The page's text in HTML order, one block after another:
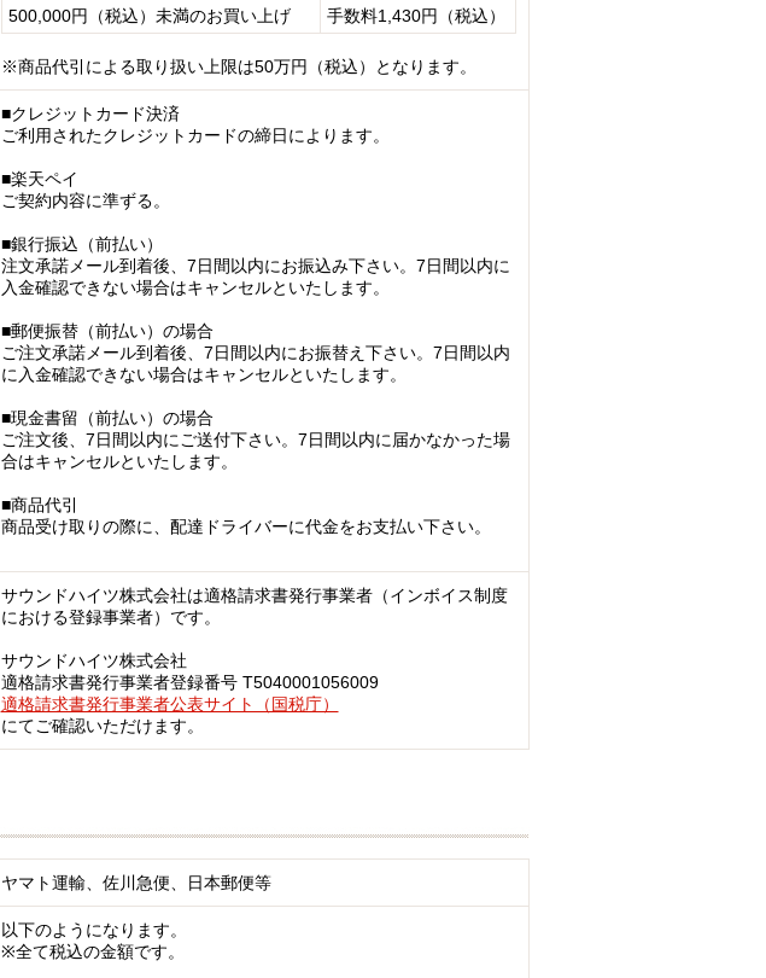
500,000円（税込）未満のお買い上げ
手数料1,430円（税込）
※商品代引による取り扱い上限は50万円（税込）となります。
■クレジットカード決済
ご利用されたクレジットカードの締日によります。
■楽天ペイ
ご契約内容に準ずる。
■銀行振込（前払い）
注文承諾メール到着後、7日間以内にお振込み下さい。7日間以内に
入金確認できない場合はキャンセルといたします。
■郵便振替（前払い）の場合
ご注文承諾メール到着後、7日間以内にお振替え下さい。7日間以内
に入金確認できない場合はキャンセルといたします。
■現金書留（前払い）の場合
ご注文後、7日間以内にご送付下さい。7日間以内に届かなかった場
合はキャンセルといたします。
■商品代引
商品受け取りの際に、配達ドライバーに代金をお支払い下さい。
サウンドハイツ株式会社は適格請求書発行事業者（インボイス制度
における登録事業者）です。
サウンドハイツ株式会社
適格請求書発行事業者登録番号 T5040001056009
適格請求書発行事業者公表サイト（国税庁）
にてご確認いただけます。
ヤマト運輸、佐川急便、日本郵便等
以下のようになります。
※全て税込の金額です。